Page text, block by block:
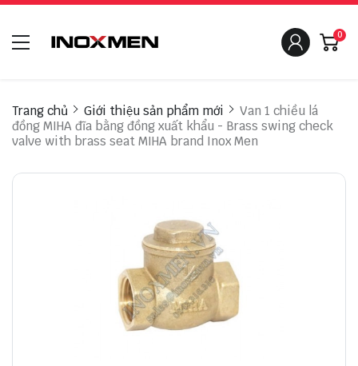
0
Trang chủ Giới thiệu sản phẩm mới
Van 1 chiều lá
đồng MIHA đĩa bằng đồng xuất khẩu - Brass swing check
valve with brass seat MIHA brand Inox Men